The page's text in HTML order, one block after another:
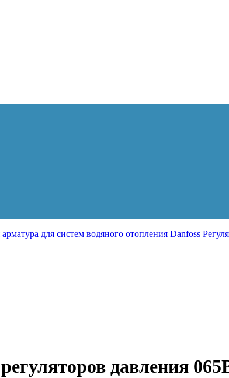
для систем водяного отопления Danfoss
давления